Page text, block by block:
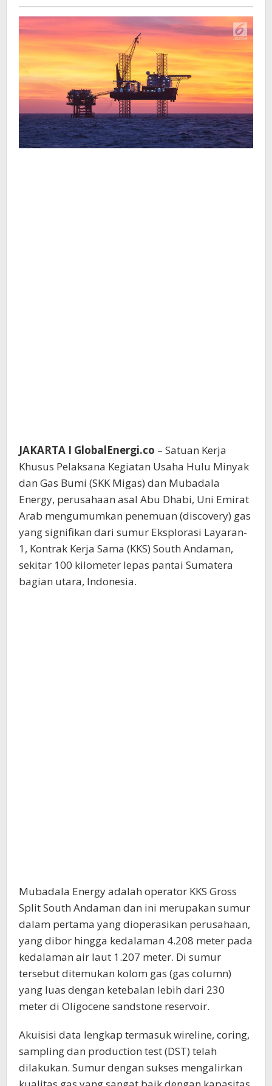
JAKARTA I GlobalEnergi.co – Satuan Kerja
Khusus Pelaksana Kegiatan Usaha Hulu Minyak
dan Gas Bumi (SKK Migas) dan Mubadala
Energy, perusahaan asal Abu Dhabi, Uni Emirat
Arab mengumumkan penemuan (discovery) gas
yang signifikan dari sumur Eksplorasi Layaran-
1, Kontrak Kerja Sama (KKS) South Andaman,
sekitar 100 kilometer lepas pantai Sumatera
bagian utara, Indonesia.
Mubadala Energy adalah operator KKS Gross
Split South Andaman dan ini merupakan sumur
dalam pertama yang dioperasikan perusahaan,
yang dibor hingga kedalaman 4.208 meter pada
kedalaman air laut 1.207 meter. Di sumur
tersebut ditemukan kolom gas (gas column)
yang luas dengan ketebalan lebih dari 230
meter di Oligocene sandstone reservoir.
Akuisisi data lengkap termasuk wireline, coring,
sampling dan production test (DST) telah
dilakukan. Sumur dengan sukses mengalirkan